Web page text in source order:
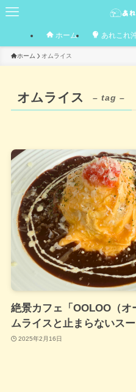
ホーム あれこれ
ホーム オムライス
オムライス – tag –
絶景カフェ「OOLOO（
ムライスと止まらないスー
2025年2月16日